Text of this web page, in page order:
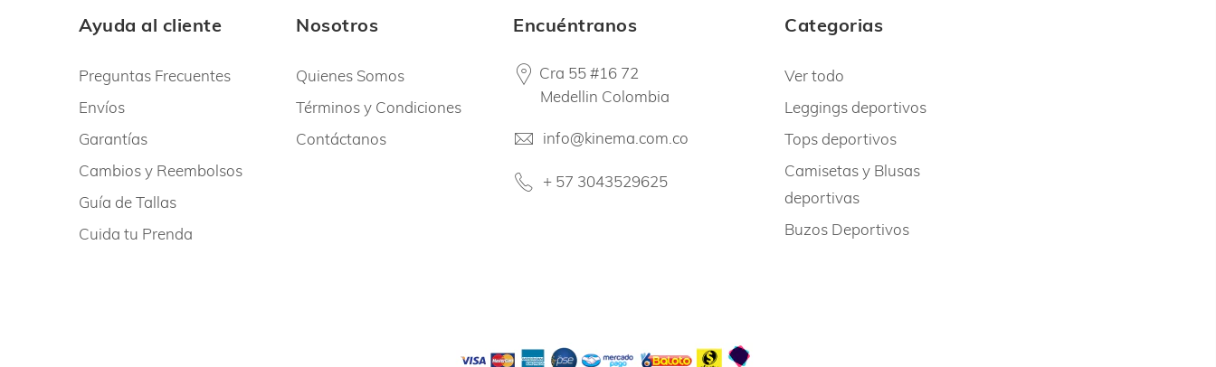
Ayuda al cliente
Preguntas Frecuentes
Envíos
Garantías
Cambios y Reembolsos
Guía de Tallas
Cuida tu Prenda
Nosotros
Quienes Somos
Términos y Condiciones
Contáctanos
Encuéntranos
Cra 55 #16 72
Medellin Colombia
info@kinema.com.co
+ 57 3043529625
Categorias
Ver todo
Leggings deportivos
Tops deportivos
Camisetas y Blusas
deportivas
Buzos Deportivos